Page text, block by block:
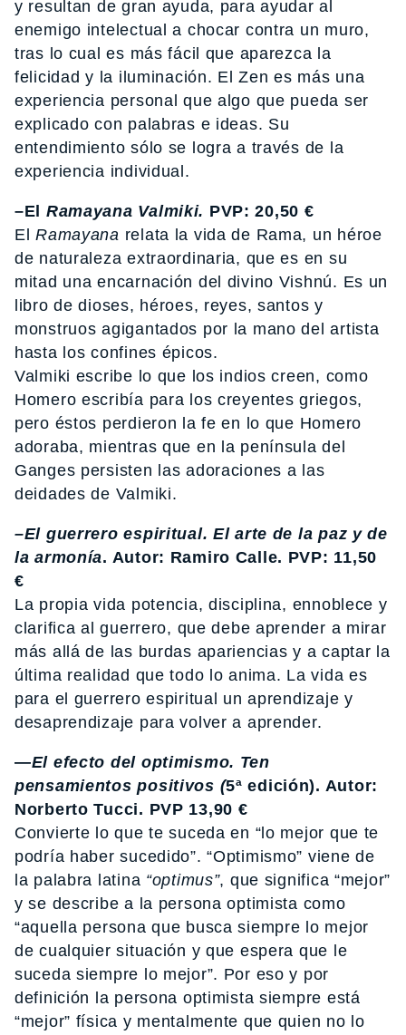
y resultan de gran ayuda, para ayudar al
enemigo intelectual a chocar contra un muro,
tras lo cual es más fácil que aparezca la
felicidad y la iluminación. El Zen es más una
experiencia personal que algo que pueda ser
explicado con palabras e ideas. Su
entendimiento sólo se logra a través de la
experiencia individual.
–El Ramayana Valmiki. PVP: 20,50 €
ElRamayana relata la vida de Rama, un héroe
de naturaleza extraordinaria, que es en su
mitad una encarnación del divino Vishnú. Es un
libro de dioses, héroes, reyes, santos y
monstruos agigantados por la mano del artista
hasta los confines épicos.
Valmiki escribe lo que los indios creen, como
Homero escribía para los creyentes griegos,
pero éstos perdieron la fe en lo que Homero
adoraba, mientras que en la península del
Ganges persisten las adoraciones a las
deidades de Valmiki.
–El guerrero espiritual. El arte de la paz y de
la armonía. Autor: Ramiro Calle. PVP: 11,50
€
La propia vida potencia, disciplina, ennoblece y
clarifica al guerrero, que debe aprender a mirar
más allá de las burdas apariencias y a captar la
última realidad que todo lo anima. La vida es
para el guerrero espiritual un aprendizaje y
desaprendizaje para volver a aprender.
—El efecto del optimismo. Ten
pensamientos positivos (5ª edición). Autor:
Norberto Tucci. PVP 13,90 €
Convierte lo que te suceda en “lo mejor que te
podría haber sucedido”. “Optimismo” viene de
la palabra latina “optimus”, que significa “mejor”
y se describe a la persona optimista como
“aquella persona que busca siempre lo mejor
de cualquier situación y que espera que le
suceda siempre lo mejor”. Por eso y por
definición la persona optimista siempre está
“mejor” física y mentalmente que quien no lo